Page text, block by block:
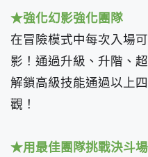
★強化幻影強化團隊
在冒險模式中每次入場
影！通過升級、升階、
解鎖高級技能通過以上
觀！
★用最佳團隊挑戰決斗場